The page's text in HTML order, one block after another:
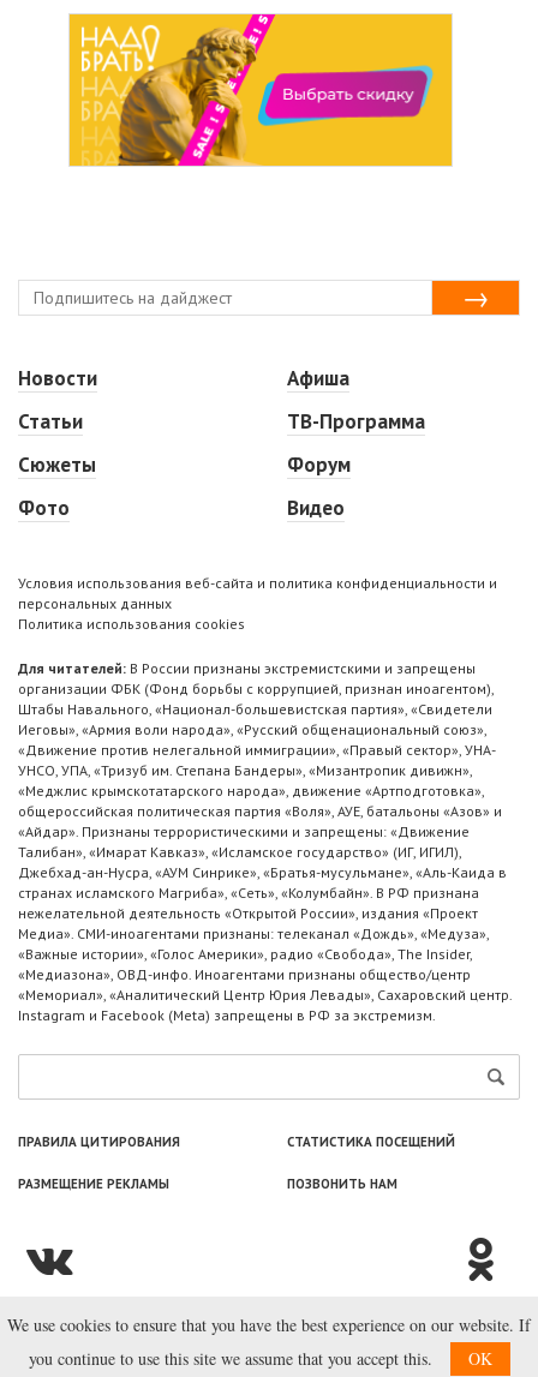
Новости
Статьи
Сюжеты
Фото
Афиша
ТВ-Программа
Форум
Видео
Условия использования веб-сайта и политика конфиденциальности и
персональных данных
Политика использования cookies
Для читателей: В России признаны экстремистскими и запрещены
организации ФБК (Фонд борьбы с коррупцией, признан иноагентом),
Штабы Навального, «Национал-большевистская партия», «Свидетели
Иеговы», «Армия воли народа», «Русский общенациональный союз»,
«Движение против нелегальной иммиграции», «Правый сектор», УНА-
УНСО, УПА, «Тризуб им. Степана Бандеры», «Мизантропик дивижн»,
«Меджлис крымскотатарского народа», движение «Артподготовка»,
общероссийская политическая партия «Воля», АУЕ, батальоны «Азов» и
«Айдар». Признаны террористическими и запрещены: «Движение
Талибан», «Имарат Кавказ», «Исламское государство» (ИГ, ИГИЛ),
Джебхад-ан-Нусра, «АУМ Синрике», «Братья-мусульмане», «Аль-Каида в
странах исламского Магриба», «Сеть», «Колумбайн». В РФ признана
нежелательной деятельность «Открытой России», издания «Проект
Медиа». СМИ-иноагентами признаны: телеканал «Дождь», «Медуза»,
«Важные истории», «Голос Америки», радио «Свобода», The Insider,
«Медиазона», ОВД-инфо. Иноагентами признаны общество/центр
«Мемориал», «Аналитический Центр Юрия Левады», Сахаровский центр.
Instagram и Facebook (Metа) запрещены в РФ за экстремизм.
ПРАВИЛА ЦИТИРОВАНИЯ СТАТИСТИКА ПОСЕЩЕНИЙ
РАЗМЕЩЕНИЕ РЕКЛАМЫ ПОЗВОНИТЬ НАМ
© ООО «Лаборатория Новоcтей», 2003—2026.
We use cookies to ensure that you have the best experience on our website. If
you continue to use this site we assume that you accept this.
OK